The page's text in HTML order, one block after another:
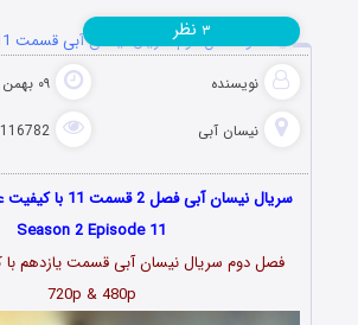
دانلود فصل دوم سریال نیسان آبی قسمت 11 یازدهم
نویسنده ۰۹ بهمن ۱۴۰۲
نیسان آبی 116782 بازدید
۳ نظر
Season 2 Episode 11
فصل دوم سریال نیسان آبی قسمتیازدهم
720p & 480p